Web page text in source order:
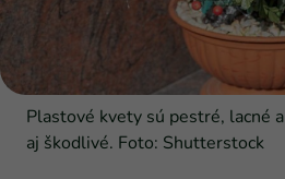
Plastové kvety sú pestré, lacné
aj škodlivé. Foto: Shutterstock